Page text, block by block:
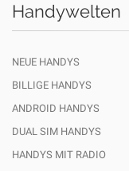
Handywelten
NEUE HANDYS
BILLIGE HANDYS
ANDROID HANDYS
DUAL SIM HANDYS
HANDYS MIT RADIO